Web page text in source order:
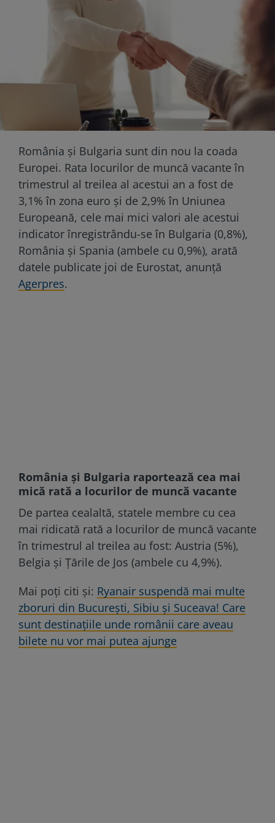
România și Bulgaria sunt din nou la coada
Europei. Rata locurilor de muncă vacante în
trimestrul al treilea al acestui an a fost de
3,1% în zona euro și de 2,9% în Uniunea
Europeană, cele mai mici valori ale acestui
indicator înregistrându-se în Bulgaria (0,8%),
România și Spania (ambele cu 0,9%), arată
datele publicate joi de Eurostat, anunță
Agerpres.
România și Bulgaria raportează cea mai
mică rată a locurilor de muncă vacante
De partea cealaltă, statele membre cu cea
mai ridicată rată a locurilor de muncă vacante
în trimestrul al treilea au fost: Austria (5%),
Belgia și Țările de Jos (ambele cu 4,9%).
Mai poți citi și: Ryanair suspendă mai multe
zboruri din București, Sibiu și Suceava! Care
sunt destinațiile unde românii care aveau
bilete nu vor mai putea ajunge